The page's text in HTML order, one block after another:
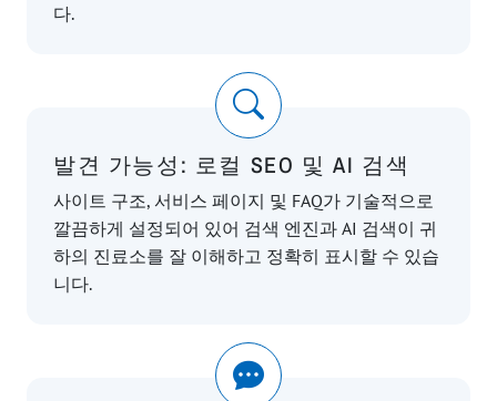
다.
발견 가능성: 로컬 SEO 및 AI 검색
사이트 구조, 서비스 페이지 및 FAQ가 기술적으로
깔끔하게 설정되어 있어 검색 엔진과 AI 검색이 귀
하의 진료소를 잘 이해하고 정확히 표시할 수 있습
니다.